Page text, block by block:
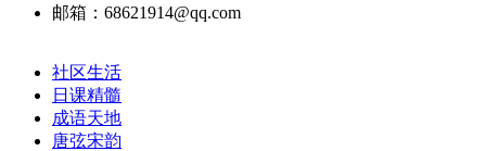
邮箱：68621914@qq.com
社区生活
日课精髓
成语天地
唐弦宋韵